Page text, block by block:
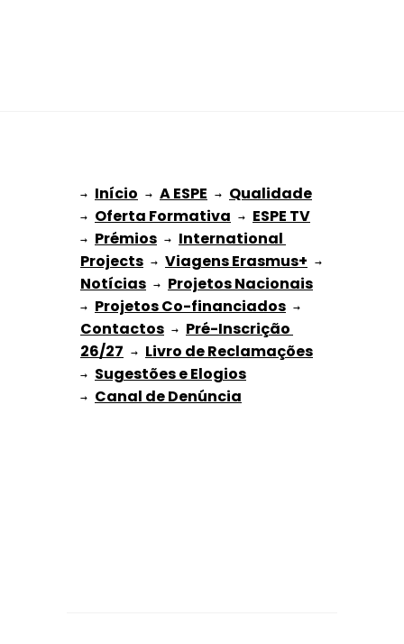
→ Início → A ESPE → Qualidade
→ Oferta Formativa → ESPE TV
→ Prémios → International
Projects → Viagens Erasmus+
Notícias → Projetos Nacionais
→ Projetos Co-financiados
Contactos → Pré-Inscrição
26/27 → Livro de Reclamações
→ Sugestões e Elogios
→